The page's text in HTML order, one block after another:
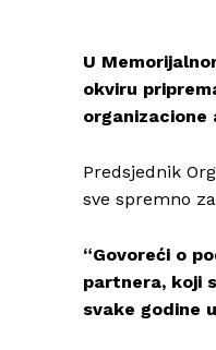
U
okviru
organizacione
Predsjednik
sve spremno
“Govoreći o
partnera, koji
svake godine